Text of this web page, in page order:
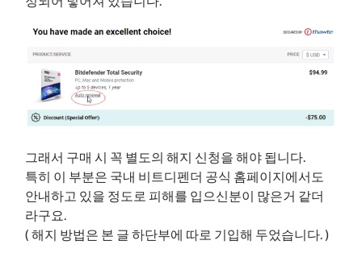
그래서 구매 시 꼭 별도의 해지 신청을 해야 됩니다.
특히 이 부분은 국내 비트디펜더 공식 홈페이지에서도
안내하고 있을 정도로 피해를 입으신분이 많은거 같더
라구요.
( 해지 방법은 본 글 하단부에 따로 기입해 두었습니다. )